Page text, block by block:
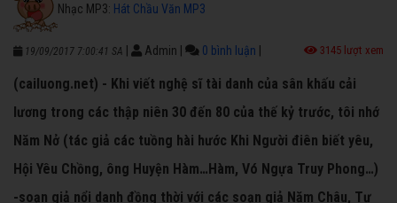
Nhạc MP3: Hát Chầu Văn MP3
19/09/2017 7:00:41 SA Admin 0 bình luận 3145 lượt xem
(cailuong.net) - Khi viết nghệ sĩ tài danh của sân khấu cải
lương trong các thập niên 30 đến 80 của thế kỷ trước, tôi nhớ
Năm Nở (tác giả các tuồng hài hước Khi Người điên biết yêu,
Hội Yêu Chồng, ông Huyện Hàm…Hàm, Vó Ngựa Truy Phong…)
-soạn giả nổi danh đồng thời với các soạn giả Năm Châu, Tư